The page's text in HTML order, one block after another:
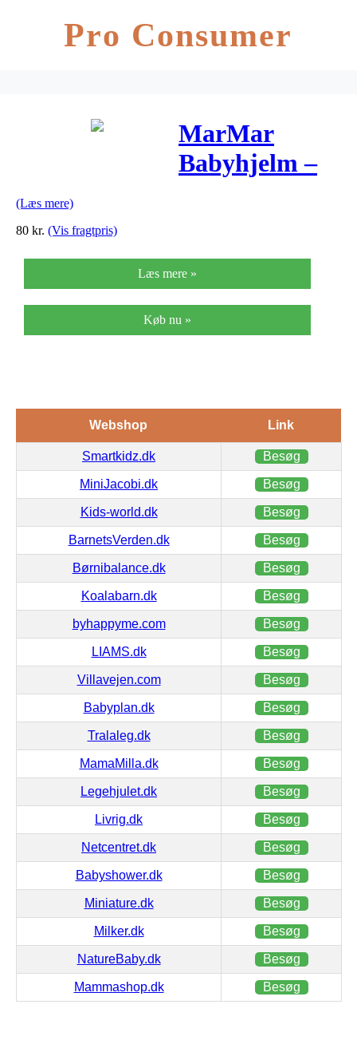
Pro Consumer
MarMar
Babyhjelm –
(Læs mere)
80 kr. (Vis fragtpris)
Læs mere »
Køb nu »
Webshop Link
Smartkidz.dk Besøg
MiniJacobi.dk Besøg
Kids-world.dk Besøg
BarnetsVerden.dk Besøg
Børnibalance.dk Besøg
Koalabarn.dk Besøg
byhappyme.com Besøg
LIAMS.dk Besøg
Villavejen.com Besøg
Babyplan.dk Besøg
Tralaleg.dk Besøg
MamaMilla.dk Besøg
Legehjulet.dk Besøg
Livrig.dk Besøg
Netcentret.dk Besøg
Babyshower.dk Besøg
Miniature.dk Besøg
Milker.dk Besøg
NatureBaby.dk Besøg
Mammashop.dk Besøg